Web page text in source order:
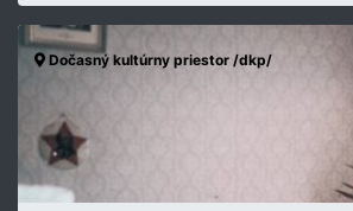
Dočasný kultúrny priestor /dkp/